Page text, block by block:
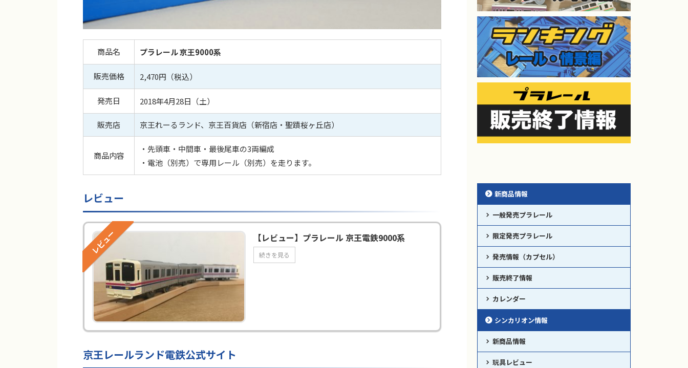
商品名 プラレール 京王9000系
販売価格 2,470円（税込）
発売日 2018年4月28日（土）
販売店 京王れーるランド、京王百貨店（新宿店・聖蹟桜ヶ丘店）
商品内容
・先頭車・中間車・最後尾車の3両編成
・電池（別売）で専用レール（別売）を走ります。
レビュー
レビュー 【レビュー】プラレール 京王電鉄9000系
続きを見る
京王レールランド電鉄公式サイト
新商品情報
一般発売プラレール
限定発売プラレール
発売情報（カプセル）
販売終了情報
カレンダー
シンカリオン情報
新商品情報
玩具レビュー